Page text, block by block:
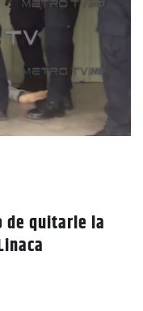
de quitarle la